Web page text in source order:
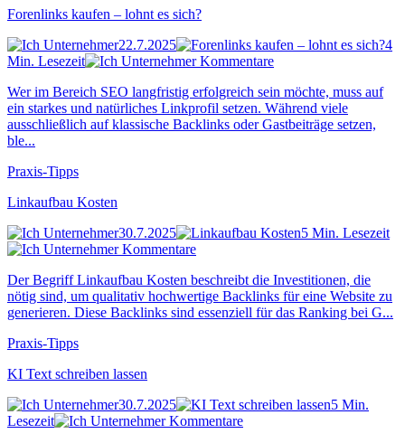
Forenlinks kaufen – lohnt es sich?
22.7.2025
4
Min. Lesezeit
Kommentare
Wer im Bereich SEO langfristig erfolgreich sein möchte, muss auf
ein starkes und natürliches Linkprofil setzen. Während viele
ausschließlich auf klassische Backlinks oder Gastbeiträge setzen,
ble...
Praxis-Tipps
Linkaufbau Kosten
30.7.2025
5 Min. Lesezeit
Kommentare
Der Begriff Linkaufbau Kosten beschreibt die Investitionen, die
nötig sind, um qualitativ hochwertige Backlinks für eine Website zu
generieren. Diese Backlinks sind essenziell für das Ranking bei G...
Praxis-Tipps
KI Text schreiben lassen
30.7.2025
5 Min.
Lesezeit
Kommentare